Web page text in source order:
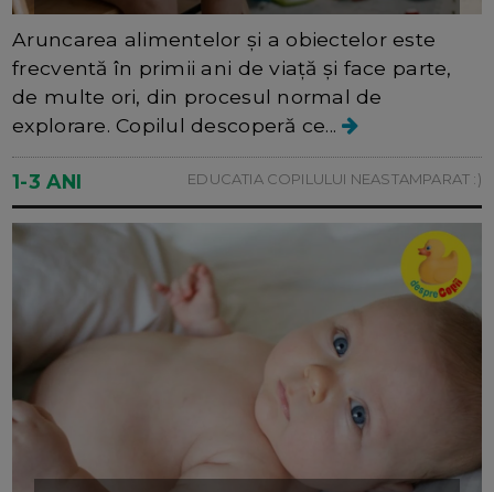
Aruncarea alimentelor și a obiectelor este
frecventă în primii ani de viață și face parte,
de multe ori, din procesul normal de
explorare. Copilul descoperă ce...
1-3 ANI EDUCATIA COPILULUI NEASTAMPARAT :)